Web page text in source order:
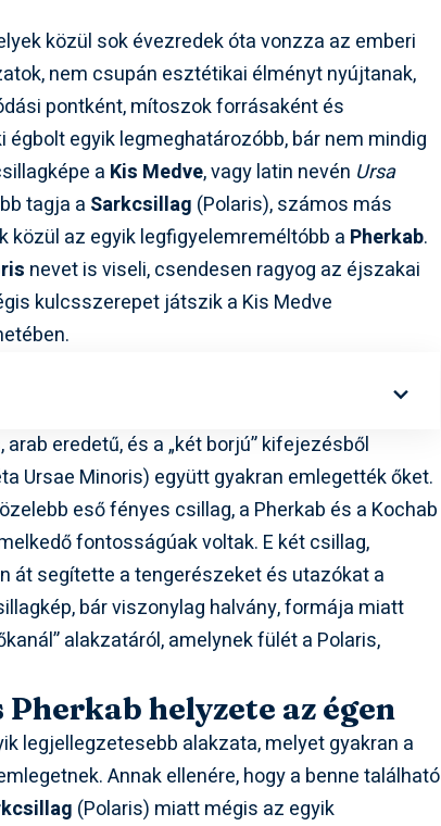
közül sok évezredek óta vonzza az emberi
nem csupán esztétikai élményt nyújtanak,
pontként, mítoszok forrásaként és
egyik legmeghatározóbb, bár nem mindig
a Kis Medve, vagy latin nevén Ursa
tagja a Sarkcsillag (Polaris), számos más
közül az egyik legfigyelemreméltóbb a Pherkab.
nevet is viseli, csendesen ragyog az éjszakai
kulcsszerepet játszik a Kis Medve
eredetű, és a „két borjú” kifejezésből
Ursae Minoris) együtt gyakran emlegették őket.
eső fényes csillag, a Pherkab és a Kochab
fontosságúak voltak. E két csillag,
át segítette a tengerészeket és utazókat a
bár viszonylag halvány, formája miatt
alakzatáról, amelynek fülét a Polaris,
helyzete az égen
legjellegzetesebb alakzata, melyet gyakran a
Annak ellenére, hogy a benne található
(Polaris) miatt mégis az egyik